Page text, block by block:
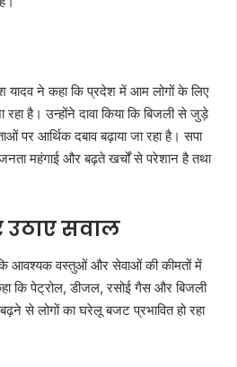
यादव ने कहा कि प्रदेश में आम लोगों के लिए
रहा है। उन्होंने दावा किया कि बिजली से जुड़े
पर आर्थिक दबाव बढ़ाया जा रहा है। सपा
महंगाई और बढ़ते खर्चों से परेशान है तथा
उठाए सवाल
आवश्यक वस्तुओं और सेवाओं की कीमतों में
कहा कि पेट्रोल, डीजल, रसोई गैस और बिजली
से लोगों का घरेलू बजट प्रभावित हो रहा